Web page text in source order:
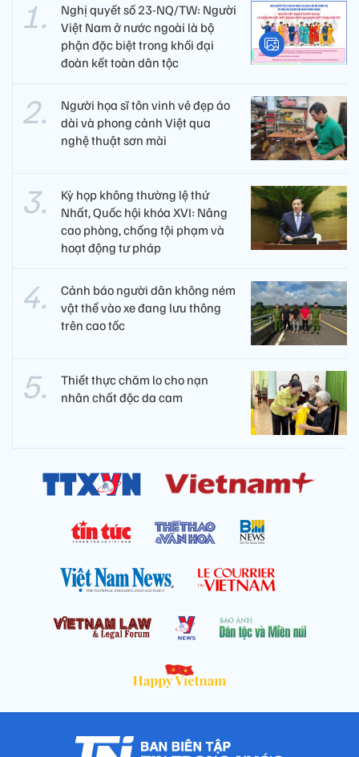
Nghị quyết số 23-NQ/TW: Người
Việt Nam ở nước ngoài là bộ
phận đặc biệt trong khối đại
đoàn kết toàn dân tộc
Người họa sĩ tôn vinh vẻ đẹp áo
dài và phong cảnh Việt qua
nghệ thuật sơn mài
Kỳ họp không thường lệ thứ
Nhất, Quốc hội khóa XVI: Nâng
cao phòng, chống tội phạm và
hoạt động tư pháp
Cảnh báo người dân không ném
vật thể vào xe đang lưu thông
trên cao tốc
Thiết thực chăm lo cho nạn
nhân chất độc da cam